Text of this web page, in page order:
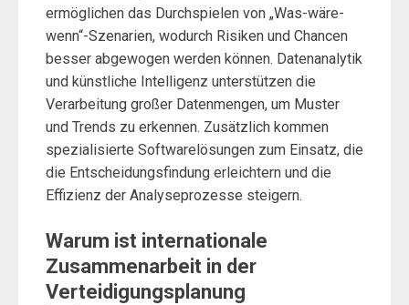
ermöglichen das Durchspielen von „Was-wäre-
wenn“-Szenarien, wodurch Risiken und Chancen
besser abgewogen werden können. Datenanalytik
und künstliche Intelligenz unterstützen die
Verarbeitung großer Datenmengen, um Muster
und Trends zu erkennen. Zusätzlich kommen
spezialisierte Softwarelösungen zum Einsatz, die
die Entscheidungsfindung erleichtern und die
Effizienz der Analyseprozesse steigern.
Warum ist internationale
Zusammenarbeit in der
Verteidigungsplanung